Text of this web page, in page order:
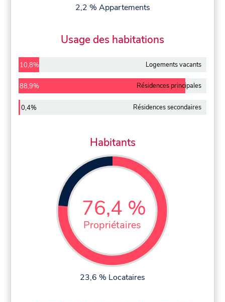
2,2 % Appartements
Usage des habitations
10,8% Logements vacants
88,9% Résidences principales
0,4% Résidences secondaires
Habitants
76,4 %
Propriétaires
23,6 % Locataires